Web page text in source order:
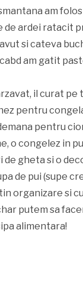
am
de ardei ratacit
si cateva
am gatit
il curat pe
pentru
pentru
o congelez in
gheta si o
de pui (supe
organizare si
putem sa
alimentara!